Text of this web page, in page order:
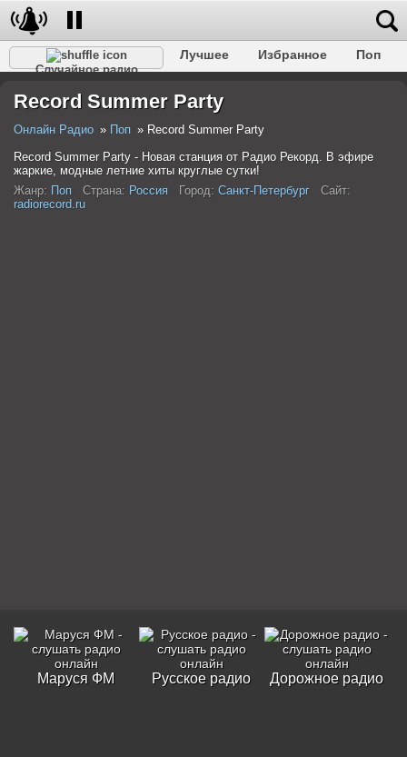
Случайное радио
Лучшее Избранное
Поп
Разговорное
Рэп Транс
Record Summer Party
Онлайн Радио Поп
Record Summer Party
Record Summer Party - Новая станция от Радио Рекорд. В эфире
жаркие, модные летние хиты круглые сутки!
Жанр: Поп Страна: Россия Город: Санкт-Петербург
Сайт:
radiorecord.ru
Маруся ФМ Русское радио Дорожное радио